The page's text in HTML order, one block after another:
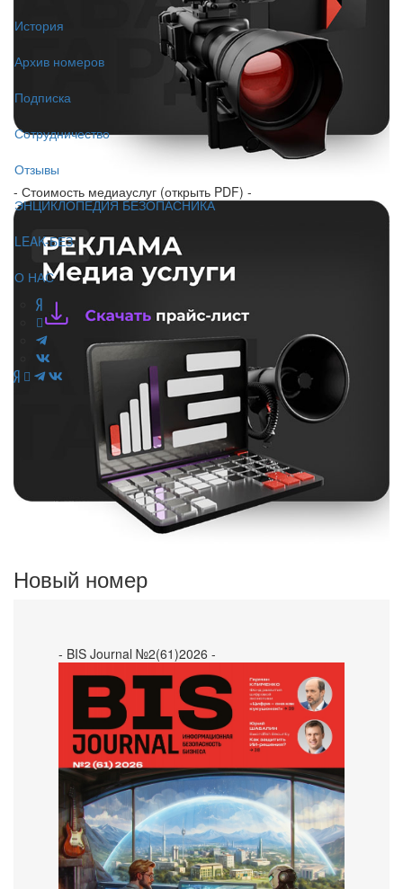
История
Архив номеров
Подписка
Сотрудничество
Отзывы
ЭНЦИКЛОПЕДИЯ БЕЗОПАСНИКА
LEAK-БЕЗ
О НАС
- Стоимость медиауслуг (открыть PDF) -
Новый номер
- BIS Journal №2(61)2026 -